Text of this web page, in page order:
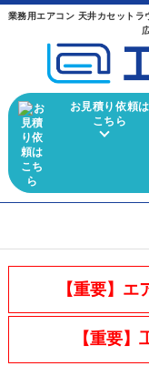
業務用エアコン 天井カセット
お見積り依頼は
こちら
【重要】
【重要